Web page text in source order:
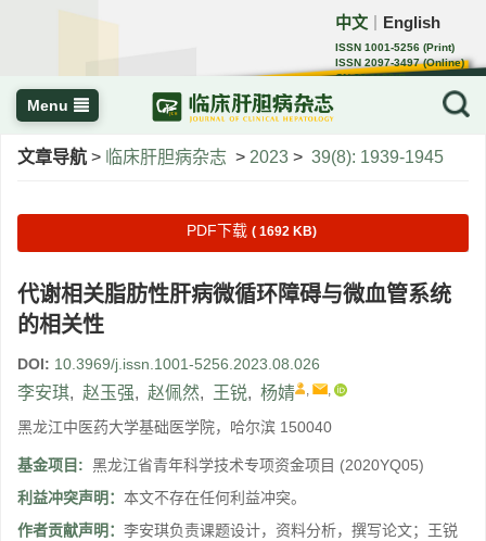
中文 English
ISSN 1001-5256 (Print)
ISSN 2097-3497 (Online)
CN 22-1108/R
Menu
文章导航 > 临床肝胆病杂志 > 2023 > 39(8): 1939-1945
PDF下载 ( 1692 KB)
代谢相关脂肪性肝病微循环障碍与微血管系统
的相关性
DOI: 10.3969/j.issn.1001-5256.2023.08.026
李安琪, 赵玉强, 赵佩然, 王锐, 杨婧 , ,
黑龙江中医药大学基础医学院，哈尔滨 150040
基金项目: 黑龙江省青年科学技术专项资金项目 (2020YQ05)
利益冲突声明： 本文不存在任何利益冲突。
作者贡献声明： 李安琪负责课题设计，资料分析，撰写论文；王锐